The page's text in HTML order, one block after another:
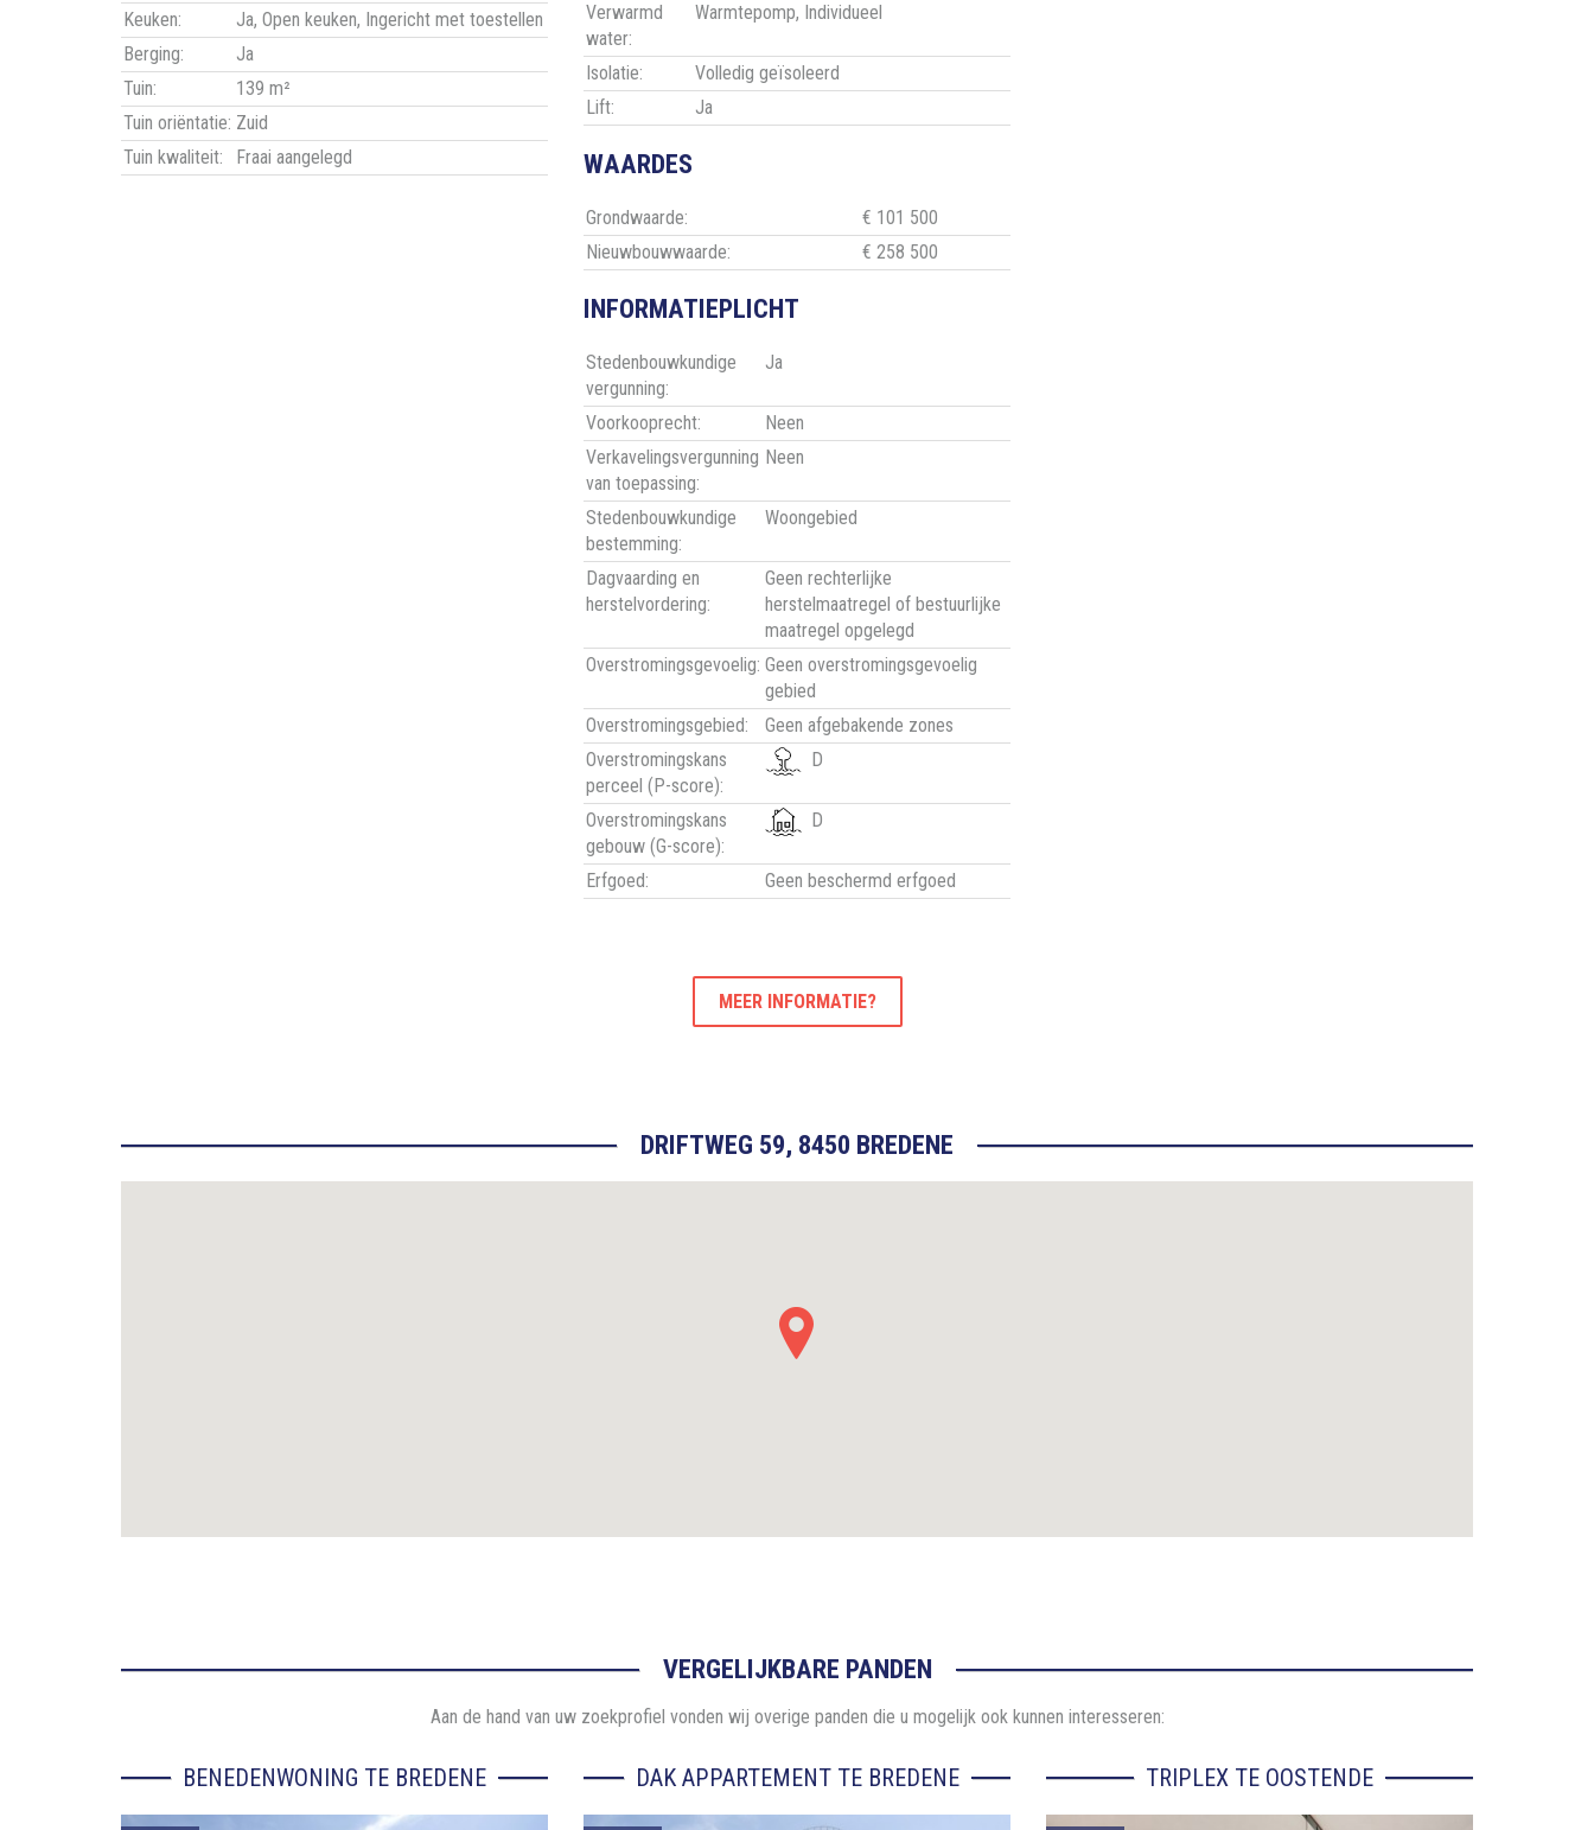
Keuken:
Ja, Open keuken, Ingericht met toestellen
Berging:
Ja
Tuin:
139 m²
Tuin oriëntatie: Zuid
Tuin kwaliteit:
Fraai aangelegd
Verwarmd
water:
Warmtepomp, Individueel
Isolatie:
Volledig geïsoleerd
Lift:
Ja
WAARDES
Grondwaarde:
€ 101 500
Nieuwbouwwaarde:
€ 258 500
INFORMATIEPLICHT
Stedenbouwkundige
vergunning:
Ja
Voorkooprecht:
Neen
Verkavelingsvergunning
van toepassing:
Neen
Stedenbouwkundige
bestemming:
Woongebied
Dagvaarding en
herstelvordering:
Geen rechterlijke
herstelmaatregel of bestuurlijke
maatregel opgelegd
Overstromingsgevoelig: Geen overstromingsgevoelig
gebied
Overstromingsgebied:
Geen afgebakende zones
Overstromingskans
perceel (P-score):
D
Overstromingskans
gebouw (G-score):
D
Erfgoed: Geen beschermd erfgoed
MEER INFORMATIE?
DRIFTWEG 59, 8450 BREDENE
VERGELIJKBARE PANDEN
Aan de hand van uw zoekprofiel vonden wij overige panden die u mogelijk ook kunnen interesseren:
BENEDENWONING TE BREDENE DAK APPARTEMENT TE BREDENE TRIPLEX TE OOSTENDE